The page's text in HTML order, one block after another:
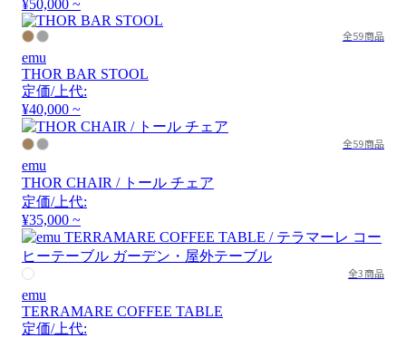
¥50,000 ~
全59商品
emu
THOR BAR STOOL
定価/上代:
¥40,000 ~
全59商品
emu
THOR CHAIR / トール チェア
定価/上代:
¥35,000 ~
全3商品
emu
TERRAMARE COFFEE TABLE
定価/上代: